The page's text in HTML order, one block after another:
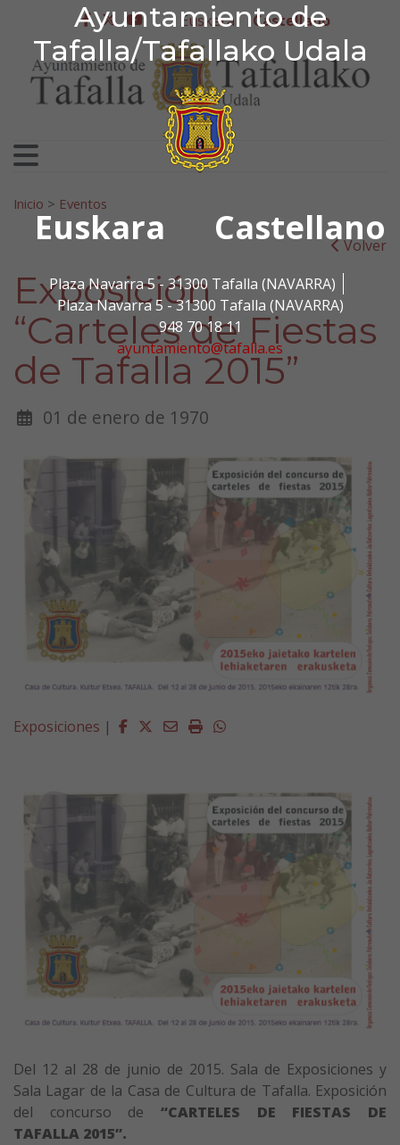
Ayuntamiento de
Tafalla/Tafallako Udala
Euskara Castellano
Plaza Navarra 5 - 31300 Tafalla (NAVARRA)
Plaza Navarra 5 - 31300 Tafalla (NAVARRA)
948 70 18 11
ayuntamiento@tafalla.es
Ir al contenido
Ayuntamiento de
facebook
twitter
youtube
Euskera Castellano
Search for:
Inicio > Eventos
Volver
Exposición
“Carteles de Fiestas
de Tafalla 2015”
01 de enero de 1970
Exposiciones | Facebook
Twitter
EmailImprimirWhatsapp
Del 12 al 28 de junio de 2015. Sala de Exposiciones y
Sala Lagar de la Casa de Cultura de Tafalla. Exposición
del concurso de “CARTELES DE FIESTAS DE
TAFALLA 2015”.